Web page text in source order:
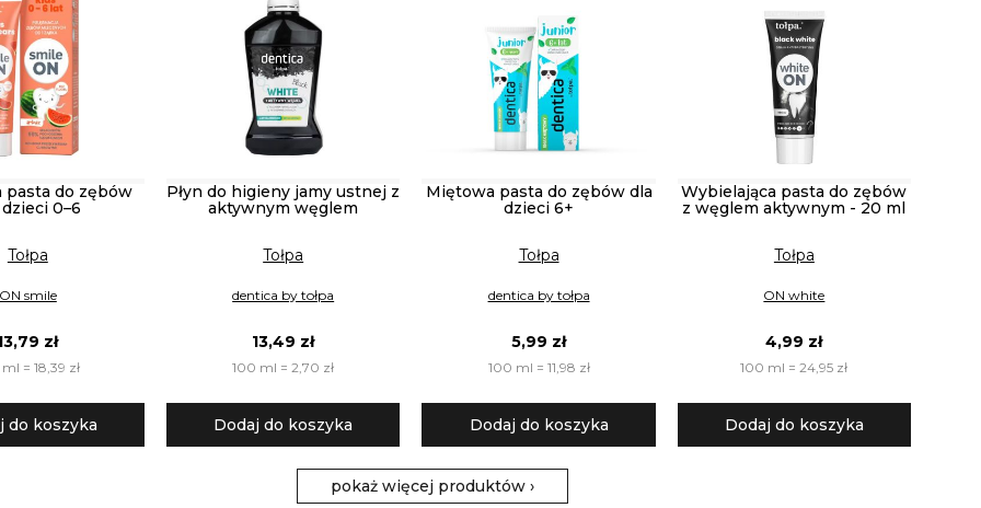
pasta do zębów
0–6
Tołpa
smile
zł
= 18,39 zł
do koszyka
Płyn do higieny jamy ustnej z
aktywnym węglem
Tołpa
dentica by tołpa
13,49 zł
100 ml = 2,70 zł
Dodaj do koszyka
Miętowa pasta do zębów dla
dzieci 6+
Tołpa
dentica by tołpa
5,99 zł
100 ml = 11,98 zł
Dodaj do koszyka
Wybielająca pasta do zębów
z węglem aktywnym - 20 ml
Tołpa
ON white
4,99 zł
100 ml = 24,95 zł
Dodaj do koszyka
pokaż więcej produktów ›